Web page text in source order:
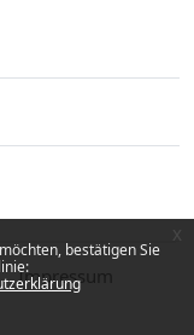
bestätigen Sie
Impressum